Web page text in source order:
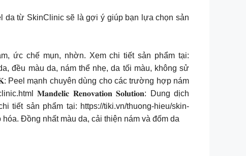
da từ SkinClinic sẽ là gợi ý giúp bạn lựa chọn sản
ức chế mụn, nhờn. Xem chi tiết sản phẩm tại:
đều màu da, nám thể nhẹ, da tối màu, không sử
Peel mạnh chuyên dùng cho các trường hợp nám
𝐌𝐚𝐧𝐝𝐞𝐥𝐢𝐜 𝐑𝐞𝐧𝐨𝐯𝐚𝐭𝐢𝐨𝐧 𝐒𝐨𝐥𝐮𝐭𝐢𝐨𝐧: Dung dịch
sản phẩm tại: https://tiki.vn/thuong-hieu/skin-
hóa. Đồng nhất màu da, cải thiện nám và đốm da